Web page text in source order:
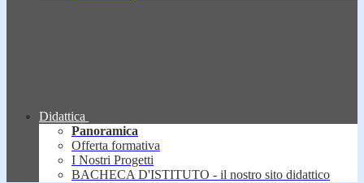
Didattica
Panoramica
Offerta formativa
I Nostri Progetti
BACHECA D'ISTITUTO - il nostro sito didattico